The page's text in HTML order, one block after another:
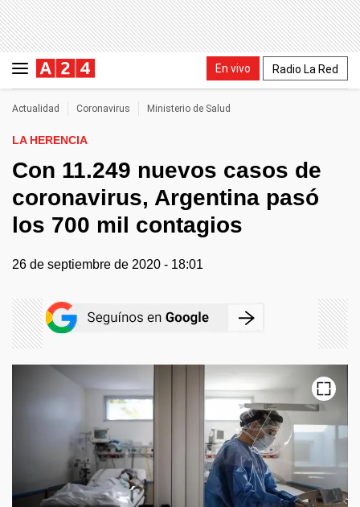
En vivo Radio La Red
Actualidad Coronavirus Ministerio de Salud
LA HERENCIA
Con 11.249 nuevos casos de
coronavirus, Argentina pasó
los 700 mil contagios
26 de septiembre de 2020 - 18:01